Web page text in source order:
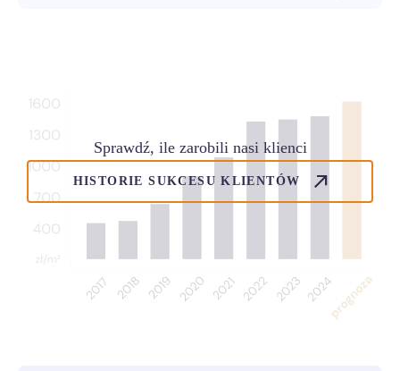
Sprawdź, ile zarobili nasi klienci
HISTORIE SUKCESU KLIENTÓW